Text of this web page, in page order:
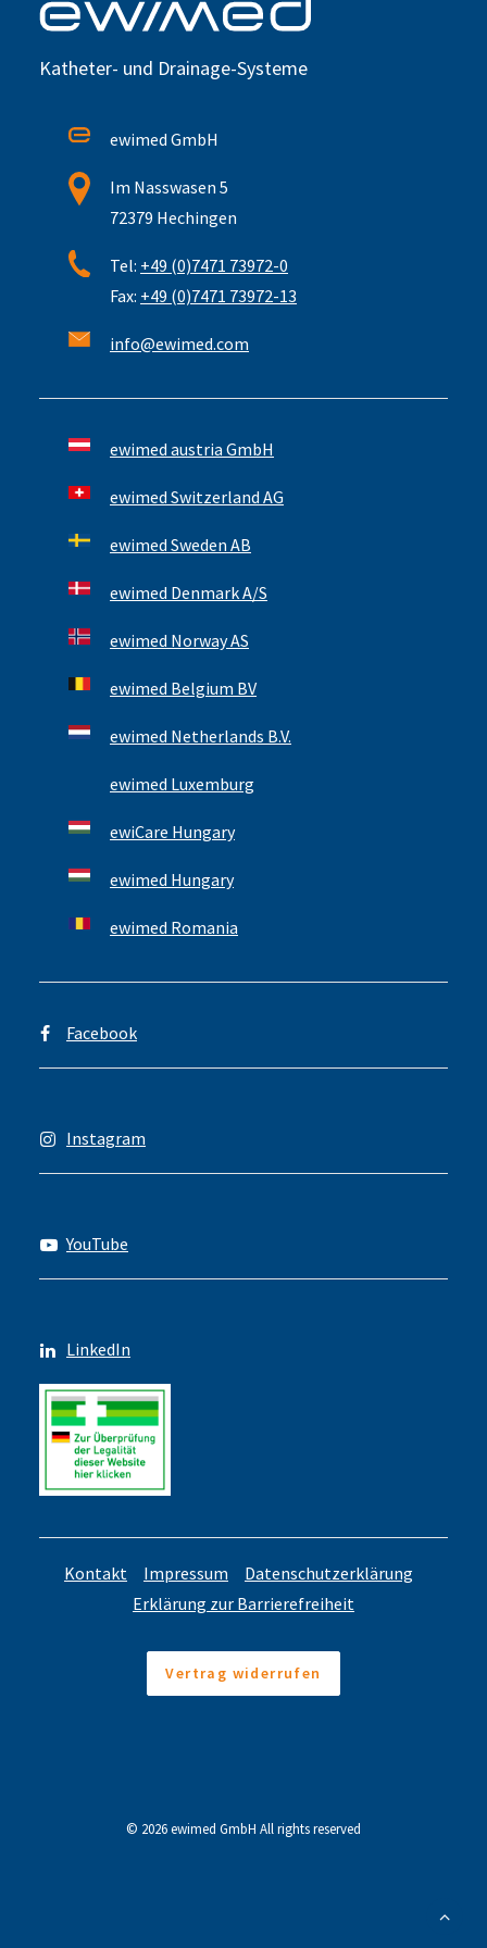
Katheter- und Drainage-Systeme
ewimed GmbH
Im Nasswasen 5
72379 Hechingen
Tel: +49 (0)7471 73972-0
Fax: +49 (0)7471 73972-13
info@ewimed.com
ewimed austria GmbH
ewimed Switzerland AG
ewimed Sweden AB
ewimed Denmark A/S
ewimed Norway AS
ewimed Belgium BV
ewimed Netherlands B.V.
ewimed Luxemburg
ewiCare Hungary
ewimed Hungary
ewimed Romania
Facebook
Instagram
YouTube
LinkedIn
Kontakt Impressum
Datenschutzerklärung
Erklärung zur Barrierefreiheit
Vertrag widerrufen
© 2026 ewimed GmbH All rights reserved